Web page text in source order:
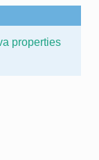
properties